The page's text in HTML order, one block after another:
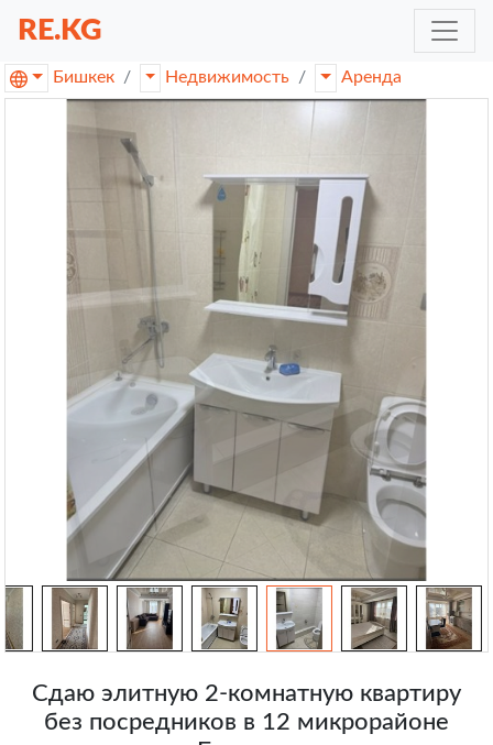
RE.KG
Бишкек Недвижимость Аренда
Сдаю элитную 2-комнатную квартиру
без посредников в 12 микрорайоне